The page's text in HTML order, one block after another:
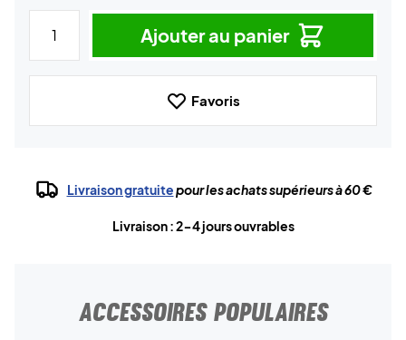
Ajouter au panier
Favoris
Livraison gratuitepour les achats supérieurs à 60 €
Livraison : 2-4 jours ouvrables
ACCESSOIRES POPULAIRES